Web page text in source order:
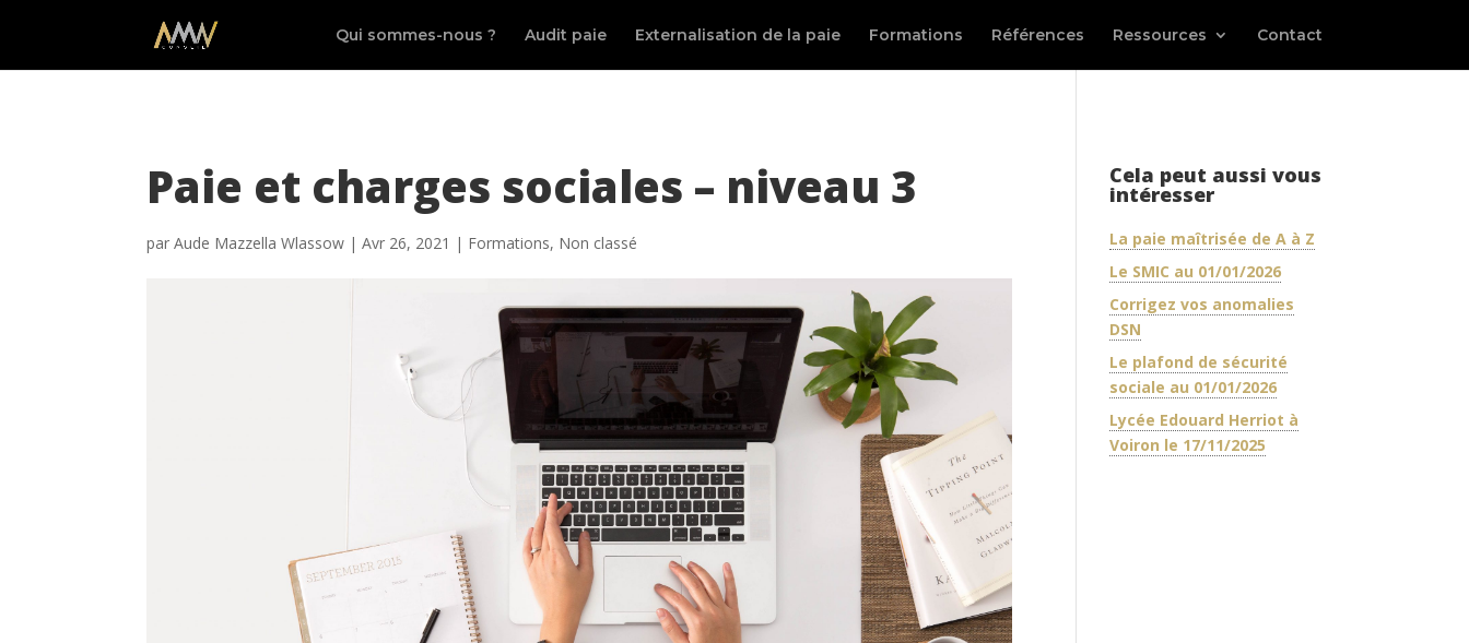
Qui sommes-nous ? Audit paie Externalisation de la paie Formations Références Ressources Contact
Paie et charges sociales – niveau 3
parAude Mazzella Wlassow |Avr 26, 2021 | Formations, Non classé
Cela peut aussi vous
intéresser
La paie maîtrisée de A à Z
Le SMIC au 01/01/2026
Corrigez vos anomalies
DSN
Le plafond de sécurité
sociale au 01/01/2026
Lycée Edouard Herriot à
Voiron le 17/11/2025